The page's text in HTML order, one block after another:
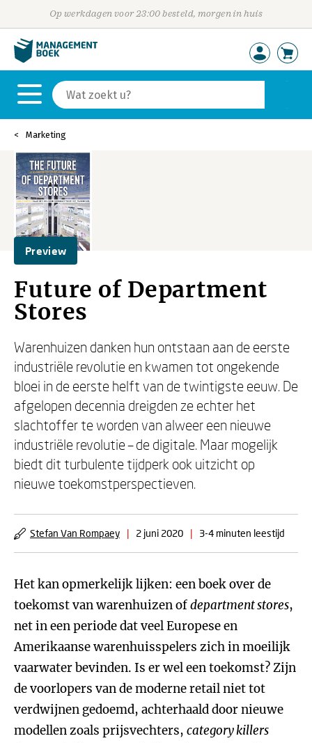
Op werkdagen voor 23:00 besteld, morgen in huis
Marketing
Preview
Future of Department
Stores
Warenhuizen danken hun ontstaan aan de eerste
industriële revolutie en kwamen tot ongekende
bloei in de eerste helft van de twintigste eeuw. De
afgelopen decennia dreigden ze echter het
slachtoffer te worden van alweer een nieuwe
industriële revolutie – de digitale. Maar mogelijk
biedt dit turbulente tijdperk ook uitzicht op
nieuwe toekomstperspectieven.
Stefan Van Rompaey | 2 juni 2020 | 3-4 minuten leestijd
Het kan opmerkelijk lijken: een boek over de
toekomst van warenhuizen ofdepartment stores,
net in een periode dat veel Europese en
Amerikaanse warenhuisspelers zich in moeilijk
vaarwater bevinden. Is er wel een toekomst? Zijn
de voorlopers van de moderne retail niet tot
verdwijnen gedoemd, achterhaald door nieuwe
modellen zoals prijsvechters, category killers